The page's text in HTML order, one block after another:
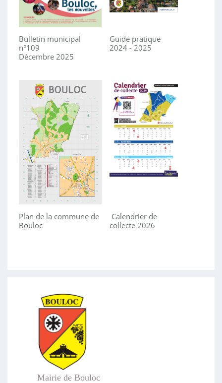
Bulletin municipal
n°109
Décembre 2025
Guide pratique
2024 - 2025
Plan de la commune de
Bouloc
Calendrier de
collecte 2026
Mairie de Bouloc